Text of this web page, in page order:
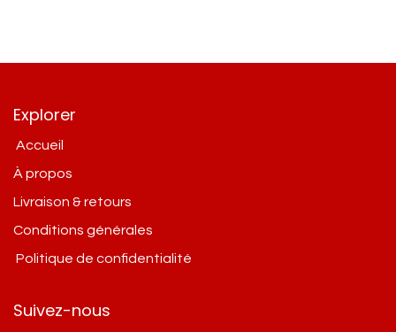
Explorer
Accueil
À propos
Livraison & retours
Conditions g​énérales
Politique de confidentialité
Suivez-nous